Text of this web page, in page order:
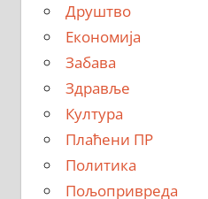
Друштво
Економија
Забава
Здравље
Култура
Плаћени ПР
Политика
Пољопривреда